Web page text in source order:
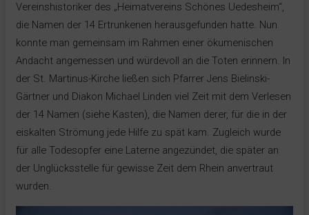
Vereinshistoriker des „Heimatvereins Schönes Uedesheim“,
die Namen der 14 Ertrunkenen herausgefunden hatte. Nun
konnte man gemeinsam im Rahmen einer ökumenischen
Andacht angemessen und würdevoll an die Toten erinnern. In
der St. Martinus-Kirche ließen sich Pfarrer Jens Bielinski-
Gärtner und Diakon Michael Linden viel Zeit mit dem Verlesen
der 14 Namen (siehe Kasten), die Namen derer, für die in der
eiskalten Strömung jede Hilfe zu spät kam. Zugleich wurde
für alle Todesopfer eine Laterne angezündet, die später an
der Unglücksstelle für gewisse Zeit dem Rhein anvertraut
wurden.